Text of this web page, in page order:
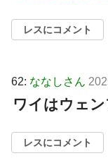
レスにコメント
62: ななしさん
ワイはウェ
レスにコメント